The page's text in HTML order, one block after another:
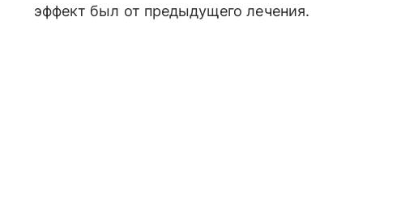
эффект был от предыдущего лечения.